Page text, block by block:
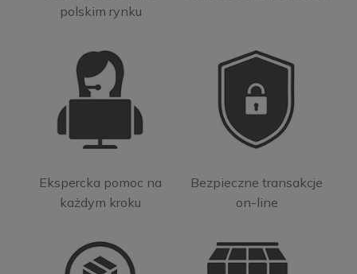
polskim rynku
Ekspercka pomoc na
każdym kroku
Bezpieczne transakcje
on-line